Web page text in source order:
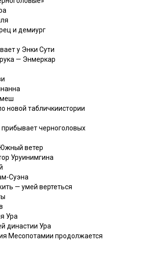
и демиург
у Энки Сути
— Энмеркар
новой табличкиистории
черноголовых
ветер
Уруинимгина
Суэна
— умей вертеться
Ура
династии Ура
Месопотамии продолжается